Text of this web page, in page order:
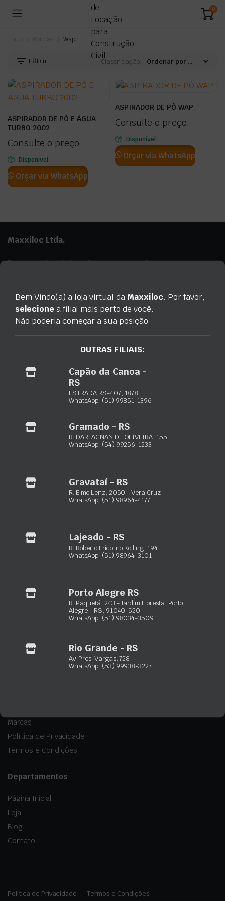
0
Wap
Filtro Classificação:
ASPIRADOR DE PÓ E ÁGUA
TURBO 2002
Consulte o preço
Disponível
Orçar via WhatsApp
ASPIRADOR DE PÔ WAP
Consulte o preço
Disponível
Orçar via WhatsApp
Maxxiloc Ltda.
Equipamentos de locação para construção civil
(51) 3103-0033
(51) 98932-4089
Rio Grande – RS:Av. Presid. Vargas, 728 – Vila Juncao
(53) 3230-3723
Gramado – RS:
R. Dartagnan Oliveira, 155 – Dutra
(51) 3502-6676
(51) 98964-4177
R. Roberto Fridolino Kolling, 194 – Florestal
Precisa de Ajuda?
Seg – Sex: 08:00 – 12:00 / 13:15 – 18:00
Sáb – Dom: Fechado
Marcas
Política de Privacidade
Termos e Condições
Departamentos
Página Inicial
Loja
Blog
Contato
Política de Privacidade Termos e Condições
Bem Vindo(a) a loja virtual da Maxxiloc. Por favor,
selecione a filial mais perto de você.
Não poderia começar a sua posição
OUTRAS FILIAIS:
Capão da Canoa -
RS
ESTRADA RS-407, 1878
WhatsApp: (51) 99851-1396
Gramado - RS
R. DARTAGNAN DE OLIVEIRA, 155
WhatsApp: (54) 99256-1233
Gravataí - RS
R. Elmo Lenz, 2050 - Vera Cruz
WhatsApp: (51) 98964-4177
Lajeado - RS
R. Roberto Fridolino Kolling, 194
WhatsApp: (51) 98964-3101
Porto Alegre RS
R. Paquetá, 243 - Jardim Floresta, Porto
Alegre - RS, 91040-520
WhatsApp: (51) 98034-3509
Rio Grande - RS
Av. Pres. Vargas, 728
WhatsApp: (53) 99938-3227